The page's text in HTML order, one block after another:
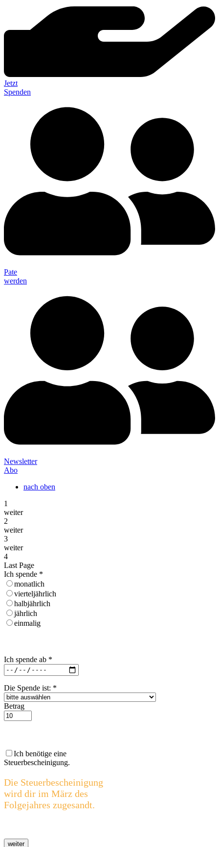
Jetzt
Spenden
Pate
werden
Newsletter
Abo
nach oben
1
weiter
2
weiter
3
weiter
4
Last Page
Ich spende *
monatlich
vierteljährlich
halbjährlich
jährlich
einmalig
Ich spende ab *
Die Spende ist: *
Betrag
Ich benötige eine
Steuerbescheinigung.
Die Steuerbescheinigung
wird dir im März des
Folgejahres zugesandt.
weiter